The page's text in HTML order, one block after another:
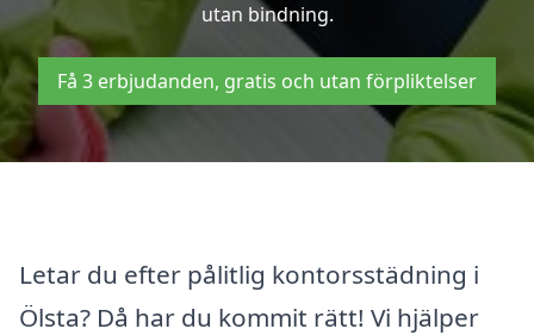
utan bindning.
Få 3 erbjudanden, gratis och utan förpliktelser
Letar du efter pålitlig kontorsstädning i
Ölsta? Då har du kommit rätt! Vi hjälper